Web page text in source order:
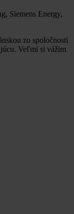
Siemens Energy,
zo spoločnosti
Veľmi si vážim